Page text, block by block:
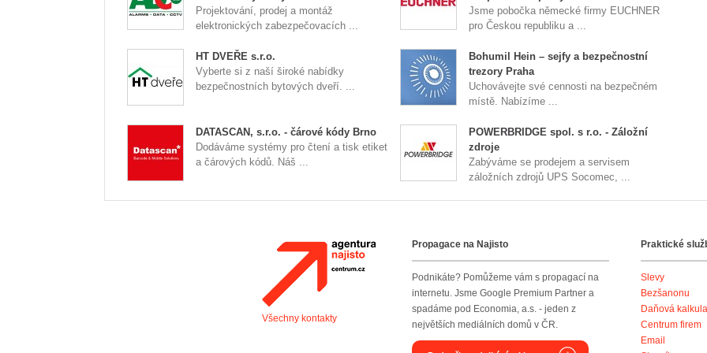
Projektování, prodej a montáž
elektronických zabezpečovacích ...
Jsme pobočka německé firmy EUCHNER
pro Českou republiku a ...
HT DVEŘE s.r.o.
Vyberte si z naší široké nabídky
bezpečnostních bytových dveří. ...
Bohumil Hein – sejfy a bezpečnostní
trezory Praha
Uchovávejte své cennosti na bezpečném
místě. Nabízíme ...
DATASCAN, s.r.o. - čárové kódy Brno
Dodáváme systémy pro čtení a tisk etiket
a čárových kódů. Náš ...
POWERBRIDGE spol. s r.o. - Záložní
zdroje
Zabýváme se prodejem a servisem
záložních zdrojů UPS Socomec, ...
Agentura Najisto
Všechny kontakty
Propagace na Najisto
Podnikáte? Pomůžeme vám s propagací na
internetu. Jsme Google Premium Partner a
spadáme pod Economia, a.s. - jeden z
největších mediálních domů v ČR.
Praktické
Slevy
Bezšanonu
Daňová
Centrum firem
Email